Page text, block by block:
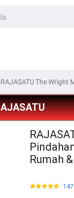
RAJASATU The Wright
Rumah